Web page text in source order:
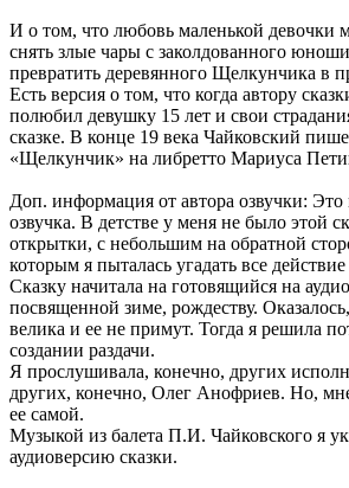
И о том, что любовь маленькой девочки
снять злые чары с заколдованного
превратить деревянного Щелкунчика в
Есть версия о том, что когда автору
полюбил девушку 15 лет и свои
сказке. В конце 19 века Чайковский
«Щелкунчик» на либретто Мариуса
Доп. информация от автора озвучки: Это
озвучка. В детстве у меня не было этой
открытки, с небольшим на обратной
которым я пыталась угадать все действие
Сказку начитала на готовящийся на
посвященной зиме, рождеству.
велика и ее не примут. Тогда я решила
создании раздачи.
Я прослушивала, конечно, других
других, конечно, Олег Анофриев. Но, мне
ее самой.
Музыкой из балета П.И. Чайковского я
аудиоверсию сказки.